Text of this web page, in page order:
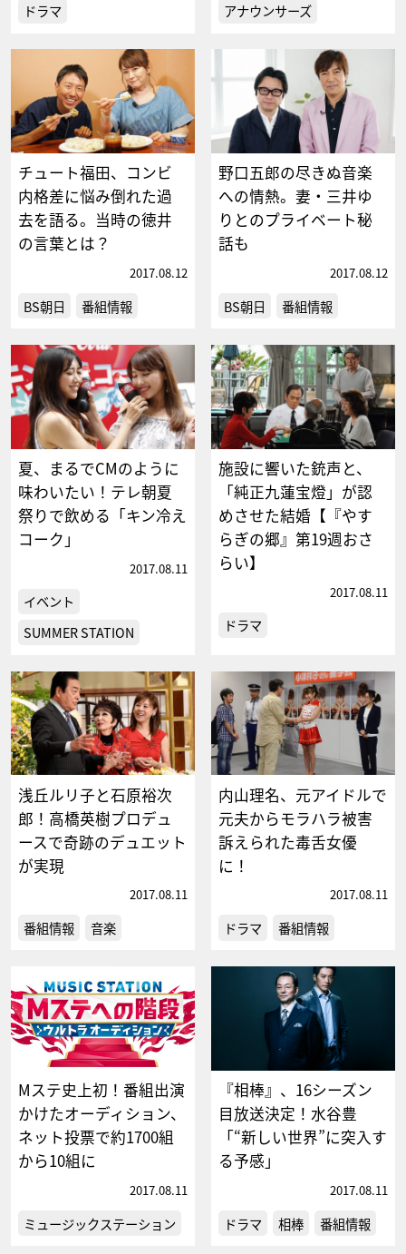
ドラマ アナウンサーズ
チュート福田、コンビ
内格差に悩み倒れた過
去を語る。当時の徳井
の言葉とは？
2017.08.12
BS朝日 番組情報
野口五郎の尽きぬ音楽
への情熱。妻・三井ゆ
りとのプライベート秘
話も
2017.08.12
BS朝日 番組情報
夏、まるでCMのように
味わいたい！テレ朝夏
祭りで飲める「キン冷え
コーク」
2017.08.11
イベント
SUMMER STATION
施設に響いた銃声と、
「純正九蓮宝燈」が認
めさせた結婚【『やす
らぎの郷』第19週おさ
らい】
2017.08.11
ドラマ
浅丘ルリ子と石原裕次
郎！高橋英樹プロデュ
ースで奇跡のデュエット
が実現
2017.08.11
番組情報 音楽
内山理名、元アイドルで
元夫からモラハラ被害
訴えられた毒舌女優
に！
2017.08.11
ドラマ 番組情報
Mステ史上初！番組出演
かけたオーディション、
ネット投票で約1700組
から10組に
2017.08.11
ミュージックステーション
『相棒』、16シーズン
目放送決定！水谷豊
「“新しい世界”に突入す
る予感」
2017.08.11
ドラマ 相棒 番組情報